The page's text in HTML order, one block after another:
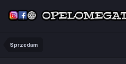
Sprzedam